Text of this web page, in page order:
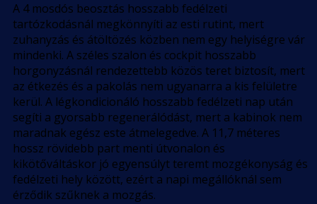
A 4 mosdós beosztás hosszabb fedélzeti
tartózkodásnál megkönnyíti az esti rutint, mert
zuhanyzás és átöltözés közben nem egy helyiségre vár
mindenki. A széles szalon és cockpit hosszabb
horgonyzásnál rendezettebb közös teret biztosít, mert
az étkezés és a pakolás nem ugyanarra a kis felületre
kerül. A légkondicionáló hosszabb fedélzeti nap után
segíti a gyorsabb regenerálódást, mert a kabinok nem
maradnak egész este átmelegedve. A 11,7 méteres
hossz rövidebb part menti útvonalon és
kikötőváltáskor jó egyensúlyt teremt mozgékonyság és
fedélzeti hely között, ezért a napi megállóknál sem
érződik szűknek a mozgás.